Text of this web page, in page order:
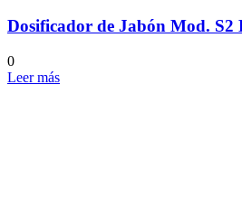
Dosificador de Jabón Mod. S2
0
Leer más